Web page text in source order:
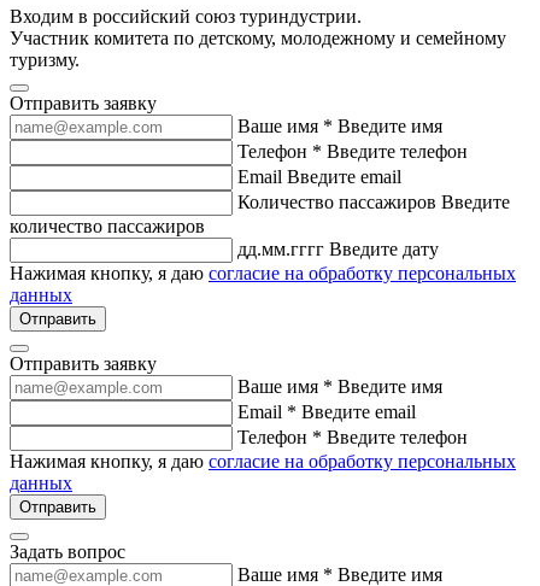
Входим в российский союз туриндустрии.
Участник комитета по детскому, молодежному и семейному
туризму.
Отправить заявку
Ваше имя * Введите имя
Телефон * Введите телефон
Email Введите email
Количество пассажиров Введите
количество пассажиров
дд.мм.гггг Введите дату
Нажимая кнопку, я даю согласие на обработку персональных
данных
Отправить
Отправить заявку
Ваше имя * Введите имя
Email * Введите email
Телефон * Введите телефон
Нажимая кнопку, я даю согласие на обработку персональных
данных
Отправить
Задать вопрос
Ваше имя * Введите имя